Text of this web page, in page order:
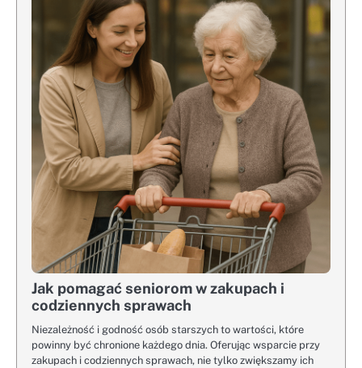
Jak pomagać seniorom w zakupach i
codziennych sprawach
Niezależność i godność osób starszych to wartości, które
powinny być chronione każdego dnia. Oferując wsparcie przy
zakupach i codziennych sprawach, nie tylko zwiększamy ich